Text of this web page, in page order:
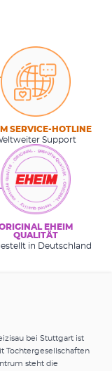
SERVICE-HOTLINE
Support
EHEIM
QUALITÄT
in Deutschland
bei Stuttgart ist
Tochtergesellschaften
steht die